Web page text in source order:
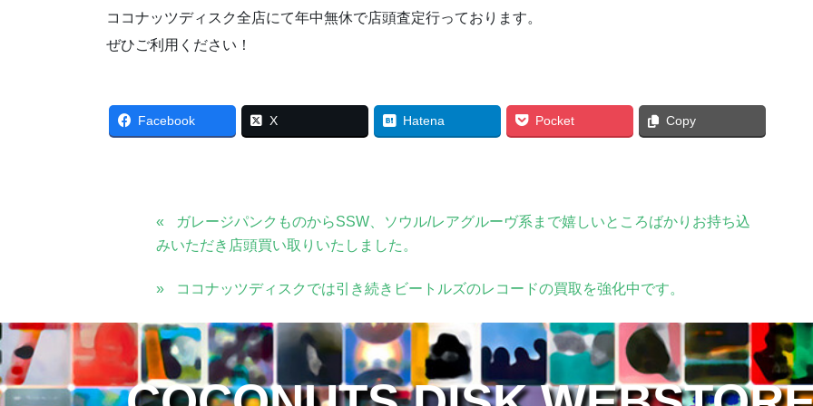
ココナッツディスク全店にて年中無休で店頭査定行っております。
ぜひご利用ください！
Facebook X Hatena Pocket Copy
ガレージパンクものからSSW、ソウル/レアグルーヴ系まで嬉しいところばかりお持ち込
みいただき店頭買い取りいたしました。
ココナッツディスクでは引き続きビートルズのレコードの買取を強化中です。